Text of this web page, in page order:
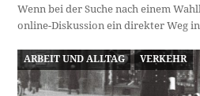
Wenn bei der Suche nach einem
online-Diskussion ein direkter Weg
ARBEIT UND ALLTAG VERKEHR